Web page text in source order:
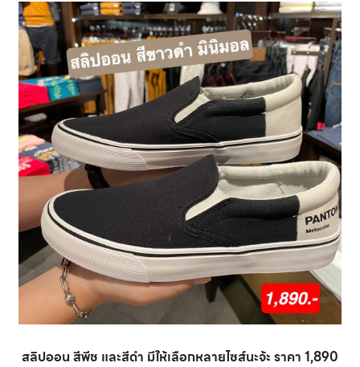
สลิปออน สีพีช และสีดำ มีให้เลือกหลายไซส์นะจ้ะ ราคา 1,890